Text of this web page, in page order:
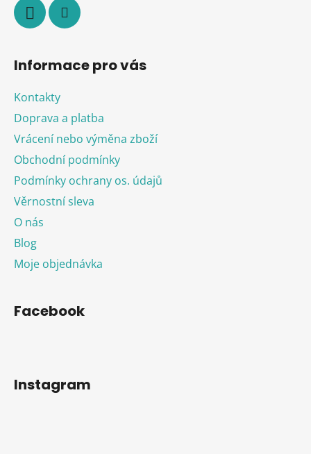
Informace pro vás
Kontakty
Doprava a platba
Vrácení nebo výměna zboží
Obchodní podmínky
Podmínky ochrany os. údajů
Věrnostní sleva
O nás
Blog
Moje objednávka
Facebook
Instagram